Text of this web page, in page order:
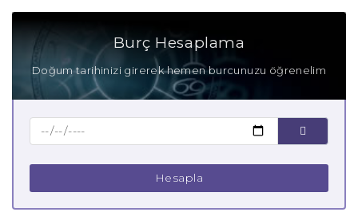
Burç Hesaplama
Doğum tarihinizi girerek hemen burcunuzu öğrenelim
Hesapla